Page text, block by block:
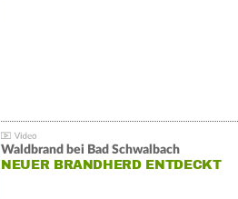
Waldbrand bei Bad Schwalbach
NEUER BRANDHERD ENTDECKT